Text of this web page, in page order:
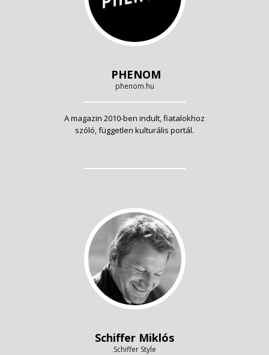
PHENOM
phenom.hu
A magazin 2010-ben indult, fiatalokhoz
szóló, független kulturális portál.
Schiffer Miklós
Schiffer Style